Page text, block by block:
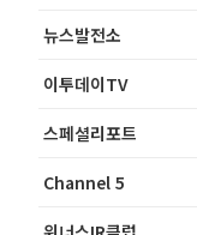
뉴스발전소
이투데이TV
스페셜리포트
Channel 5